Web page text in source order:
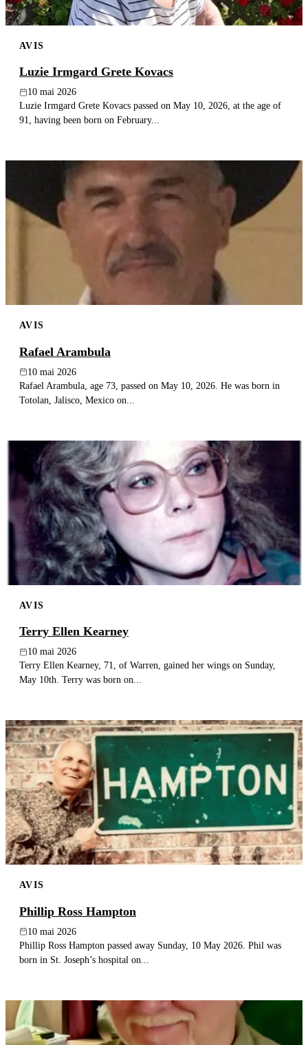
AVIS
Luzie Irmgard Grete Kovacs
10 mai 2026
Luzie Irmgard Grete Kovacs passed on May 10, 2026, at the age of
91, having been born on February...
AVIS
Rafael Arambula
10 mai 2026
Rafael Arambula, age 73, passed on May 10, 2026. He was born in
Totolan, Jalisco, Mexico on...
AVIS
Terry Ellen Kearney
10 mai 2026
Terry Ellen Kearney, 71, of Warren, gained her wings on Sunday,
May 10th. Terry was born on...
AVIS
Phillip Ross Hampton
10 mai 2026
Phillip Ross Hampton passed away Sunday, 10 May 2026. Phil was
born in St. Joseph’s hospital on...